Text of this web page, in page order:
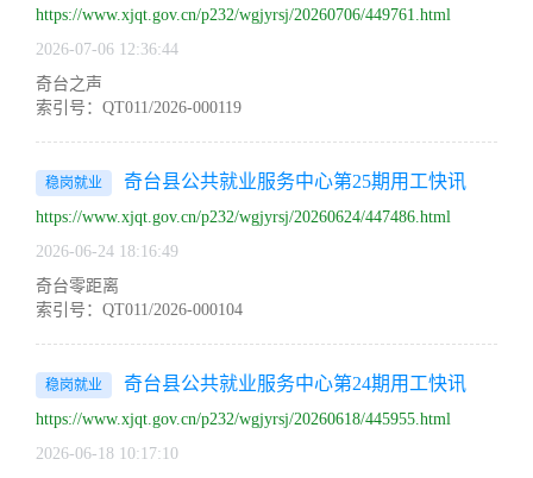
https://www.xjqt.gov.cn/p232/wgjyrsj/20260706/449761.html
2026-07-06 12:36:44
奇台之声
索引号：QT011/2026-000119
稳岗就业 奇台县公共就业服务中心第25期用工快讯
https://www.xjqt.gov.cn/p232/wgjyrsj/20260624/447486.html
2026-06-24 18:16:49
奇台零距离
索引号：QT011/2026-000104
稳岗就业 奇台县公共就业服务中心第24期用工快讯
https://www.xjqt.gov.cn/p232/wgjyrsj/20260618/445955.html
2026-06-18 10:17:10